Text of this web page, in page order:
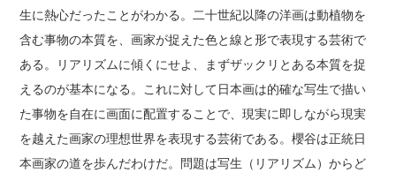
生に熱心だったことがわかる。二十世紀以降の洋画は動植物を
含む事物の本質を、画家が捉えた色と線と形で表現する芸術で
ある。リアリズムに傾くにせよ、まずザックリとある本質を捉
えるのが基本になる。これに対して日本画は的確な写生で描い
た事物を自在に画面に配置することで、現実に即しながら現実
を越えた画家の理想世界を表現する芸術である。櫻谷は正統日
本画家の道を歩んだわけだ。問題は写生（リアリズム）からど